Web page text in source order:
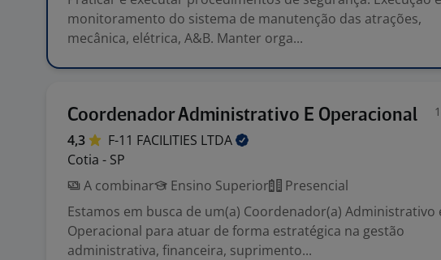
monitoramento do sistema de manutenção das atrações,
mecânica, elétrica, A&B. Manter orga...
Coordenador Administrativo E Operacional
4,3 F-11 FACILITIES LTDA
Cotia - SP
A combinar
Ensino Superior
Presencial
Estamos em busca de um(a) Coordenador(a) Administrativo
Operacional para atuar de forma estratégica na gestão
administrativa, financeira, suprimento...